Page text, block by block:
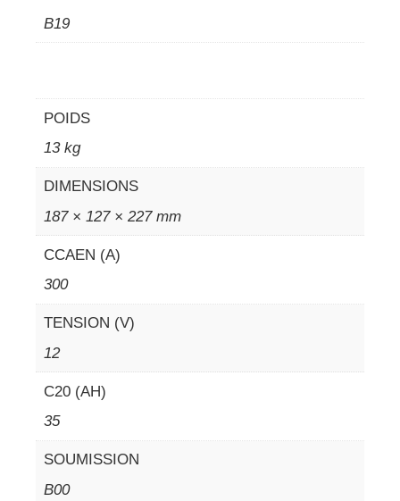
B19
POIDS
13 kg
DIMENSIONS
187 × 127 × 227 mm
CCAEN (A)
300
TENSION (V)
12
C20 (AH)
35
SOUMISSION
B00